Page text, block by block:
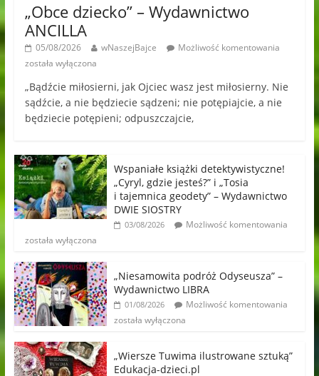
„Obce dziecko” – Wydawnictwo
ANCILLA
05/08/2026 wNaszejBajce
Możliwość komentowania
została wyłączona
„Bądźcie miłosierni, jak Ojciec wasz jest miłosierny. Nie
sądźcie, a nie będziecie sądzeni; nie potępiajcie, a nie
będziecie potępieni; odpuszczajcie,
Wspaniałe książki detektywistyczne!
„Cyryl, gdzie jesteś?” i „Tosia
i tajemnica geodety” – Wydawnictwo
DWIE SIOSTRY
03/08/2026
Możliwość komentowania
została wyłączona
„Niesamowita podróż Odyseusza” –
Wydawnictwo LIBRA
01/08/2026
Możliwość komentowania
została wyłączona
„Wiersze Tuwima ilustrowane sztuką”
Edukacja-dzieci.pl